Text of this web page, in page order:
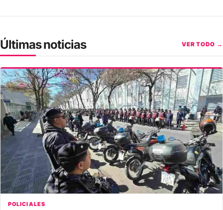
Últimas noticias VER TODO →
POLICIALES